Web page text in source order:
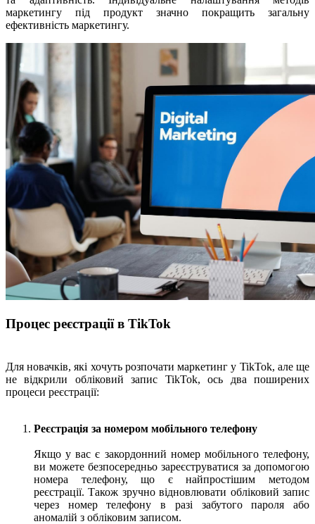
маркетингу під продукт значно покращить загальну
ефективність маркетингу.
Процес реєстрації в TikTok
Для новачків, які хочуть розпочати маркетинг у TikTok, але ще
не відкрили обліковий запис TikTok, ось два поширених
процеси реєстрації:
Реєстрація за номером мобільного телефону
Якщо у вас є закордонний номер мобільного телефону,
ви можете безпосередньо зареєструватися за допомогою
номера телефону, що є найпростішим методом
реєстрації. Також зручно відновлювати обліковий запис
через номер телефону в разі забутого пароля або
аномалій з обліковим записом.